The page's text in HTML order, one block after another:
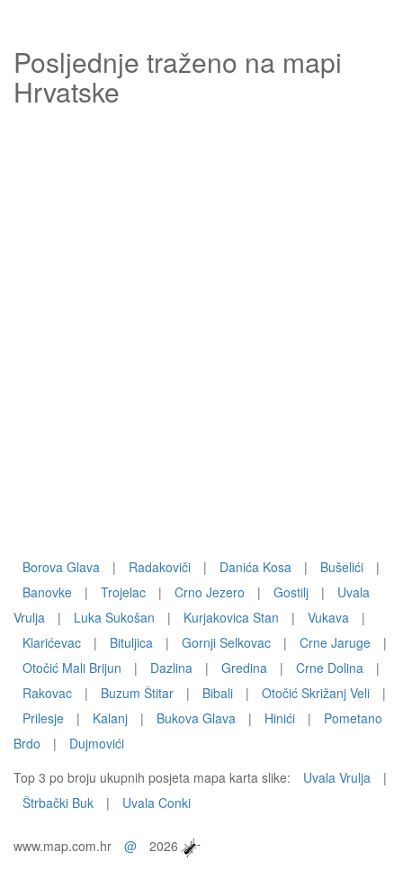
Posljednje traženo na mapi
Hrvatske
Borova Glava | Radakoviči | Danića Kosa | Bušelići
|
Banovke
| Trojelac | Crno Jezero | Gostilj |
Uvala
Vrulja
| Luka Sukošan | Kurjakovica Stan | Vukava
|
Klarićevac
| Bituljica | Gornji Selkovac | Crne Jaruge
|
Otočić Mali Brijun
| Dazlina | Gredina | Crne Dolina
|
Rakovac
| Buzum Štitar | Bibali | Otočić Skrižanj Veli
|
Prilesje
| Kalanj | Bukova Glava | Hinići |
Pometano
Brdo
|
Dujmovići
Top 3 po broju ukupnih posjeta mapa karta slike:
Uvala Vrulja
|
Štrbački Buk
| Uvala Conki
www.map.com.hr @ 2026